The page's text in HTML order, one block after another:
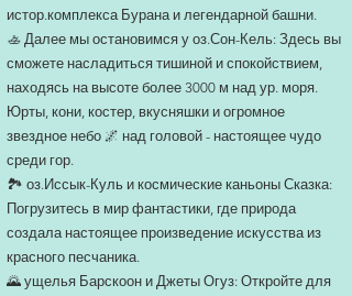
истор.комплекса Бурана и легендарной башни.
🚣 Далее мы остановимся у оз.Сон-Кель: Здесь вы
сможете насладиться тишиной и спокойствием,
находясь на высоте более 3000 м над ур. моря.
Юрты, кони, костер, вкусняшки и огромное
звездное небо 🌌 над головой - настоящее чудо
среди гор.
🏞 оз.Иссык-Куль и космические каньоны Сказка:
Погрузитесь в мир фантастики, где природа
создала настоящее произведение искусства из
красного песчаника.
🌄 ущелья Барскоон и Джеты Огуз: Откройте для